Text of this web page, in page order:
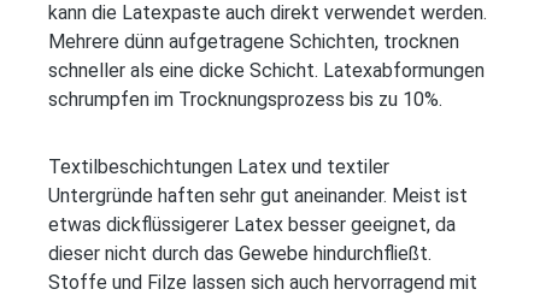
kann die Latexpaste auch direkt verwendet werden.
Mehrere dünn aufgetragene Schichten, trocknen
schneller als eine dicke Schicht. Latexabformungen
schrumpfen im Trocknungsprozess bis zu 10%.
Textilbeschichtungen Latex und textiler
Untergründe haften sehr gut aneinander. Meist ist
etwas dickflüssigerer Latex besser geeignet, da
dieser nicht durch das Gewebe hindurchfließt.
Stoffe und Filze lassen sich auch hervorragend mit